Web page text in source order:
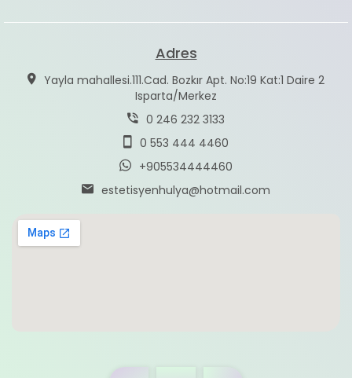
Adres
Yayla mahallesi.111.Cad. Bozkır Apt. No:19 Kat:1 Daire 2
Isparta/Merkez
0 246 232 3133
0 553 444 4460
+905534444460
estetisyenhulya@hotmail.com